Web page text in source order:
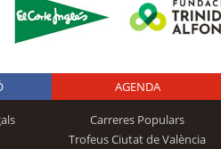
Logo Fundación
AGENDA
Carreres Populars
Trofeus Ciutat de València